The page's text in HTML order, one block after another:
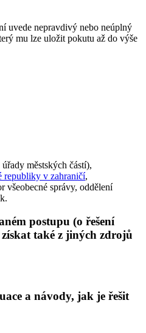
uvede nepravdivý nebo neúplný
mu lze uložit pokutu až do výše
městských částí),
republiky v zahraničí,
všeobecné správy, oddělení
postupu (o řešení
také z jiných zdrojů
a návody, jak je řešit